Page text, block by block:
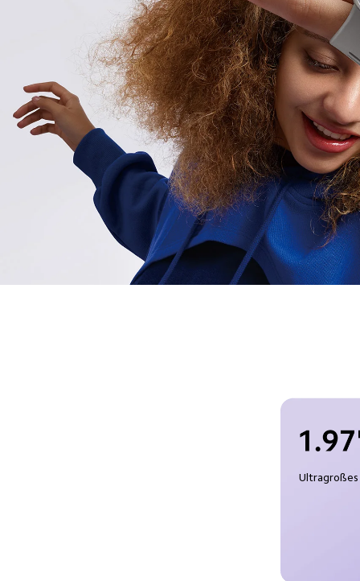
Ultragroßes